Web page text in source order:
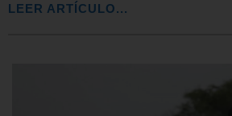
LEER ARTÍCULO...